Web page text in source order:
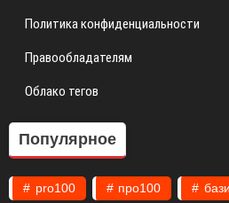
Политика конфиденциальности
Правообладателям
Облако тегов
Популярное
pro100 про100